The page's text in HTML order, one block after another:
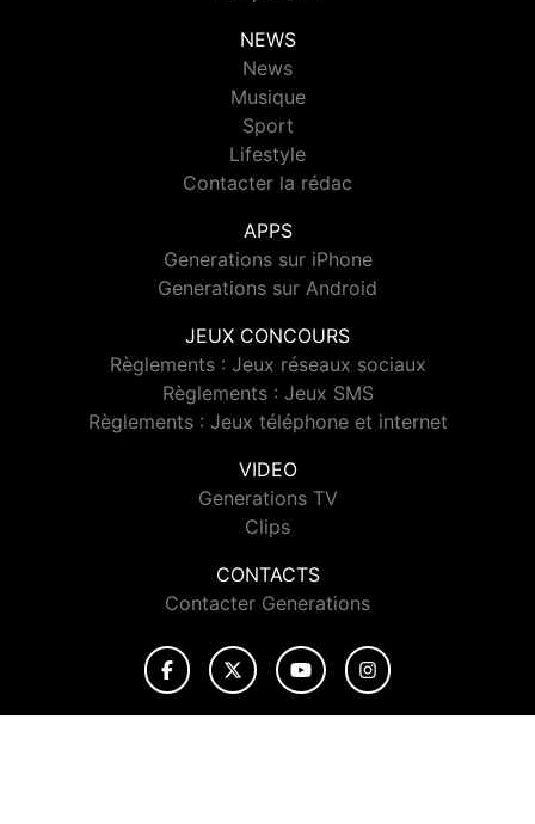
NEWS
News
Musique
Sport
Lifestyle
Contacter la rédac
APPS
Generations sur iPhone
Generations sur Android
JEUX CONCOURS
Règlements : Jeux réseaux sociaux
Règlements : Jeux SMS
Règlements : Jeux téléphone et internet
VIDEO
Generations TV
Clips
CONTACTS
Contacter Generations